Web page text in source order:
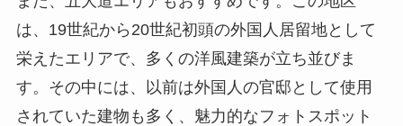
は、19世紀から20世紀初頭の外国人居留地として
栄えたエリアで、多くの洋風建築が立ち並びま
す。その中には、以前は外国人の官邸として使用
されていた建物も多く、魅力的なフォトスポット